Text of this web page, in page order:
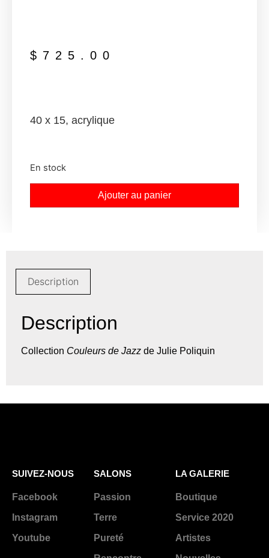
$ 725.00
40 x 15, acrylique
En stock
Ajouter au panier
Description
Description
Collection Couleurs de Jazz de Julie Poliquin
SUIVEZ-NOUS
Facebook
Instagram
Youtube
SALONS
Passion
Terre
Pureté
LA GALERIE
Boutique
Service 2020
Artistes